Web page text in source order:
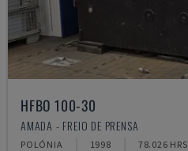
HFBO 100-30
AMADA - FREIO DE PRENSA
POLÓNIA 1998 78.026 HRS